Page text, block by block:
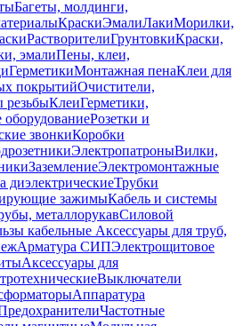
Багеты, молдинги,
КраскиЭмалиЛакиМорилки,
РастворителиГрунтовкиКраски,
эмалиПены, клеи,
ГерметикиМонтажная пенаКлеи для
покрытийОчистители,
резьбыКлеиГерметики,
Розетки и
звонкиКоробки
ЭлектропатроныВилки,
ЗаземлениеЭлектромонтажные
диэлектрическиеТрубки
зажимыКабель и системы
металлорукавСиловой
кабельные Аксессуары для труб,
Арматура СИПЭлектрощитовое
Аксессуары для
Выключатели
Аппаратура
Частотные